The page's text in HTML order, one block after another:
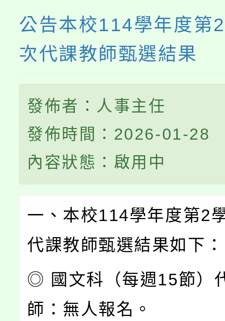
公告本校114學年度第
次代課教師甄選結果
發佈者：人事主任
發佈時間：2026-01-28
內容狀態：啟用中
一、本校114學年度第2
代課教師甄選結果如下：
◎ 國文科（每週15節）
師：無人報名。